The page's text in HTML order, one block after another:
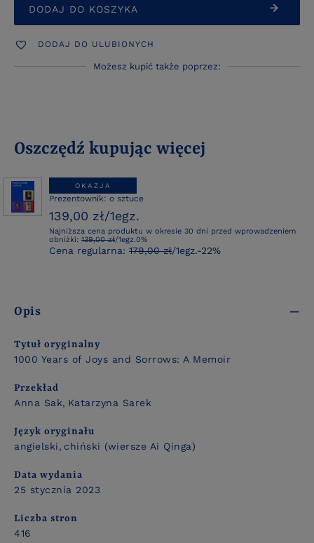
DODAJ DO KOSZYKA
DODAJ DO ULUBIONYCH
Możesz kupić także poprzez:
Oszczędź kupując więcej
OKAZJA
Prezentownik: o sztuce
139,00 zł/1egz.
Najniższa cena produktu w okresie 30 dni przed wprowadzeniem
obniżki: 139,00 zł/1egz.0%
Cena regularna: 179,00 zł/1egz.-22%
Opis
Tytuł oryginalny
1000 Years of Joys and Sorrows: A Memoir
Przekład
Anna Sak
Katarzyna Sarek
Język oryginału
angielski
chiński (wiersze Ai Qinga)
Data wydania
25 stycznia 2023
Liczba stron
416